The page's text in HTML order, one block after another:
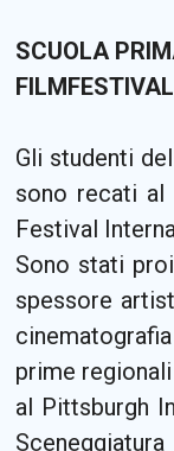
SCUOLA
FILMFESTIVAL
Gli studenti
sono recati al
Festival
Sono stati
spessore
prime
al Pittsburgh